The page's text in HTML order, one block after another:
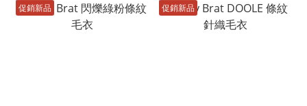
促銷新品 促銷新品